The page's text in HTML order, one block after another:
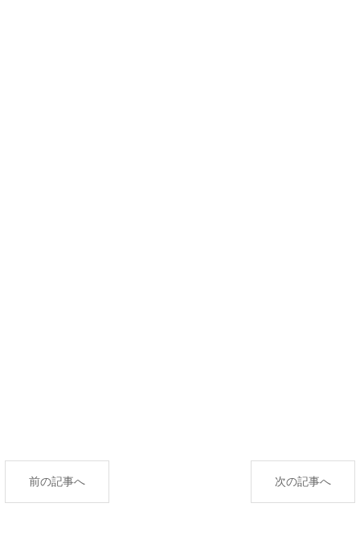
前の記事へ 次の記事へ